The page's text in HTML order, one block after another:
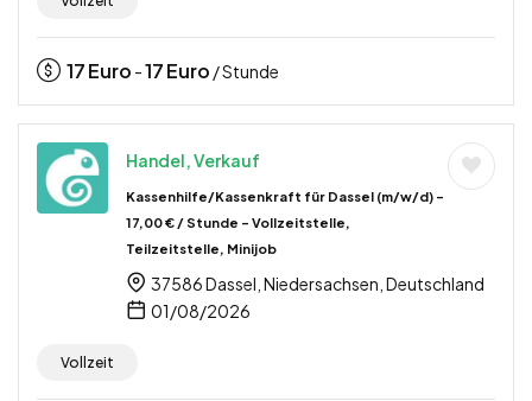
17Euro -17Euro / Stunde
Handel, Verkauf
Kassenhilfe/Kassenkraft für Dassel (m/w/d) –
17,00 € / Stunde – Vollzeitstelle,
Teilzeitstelle, Minijob
37586 Dassel, Niedersachsen, Deutschland
01/08/2026
Vollzeit